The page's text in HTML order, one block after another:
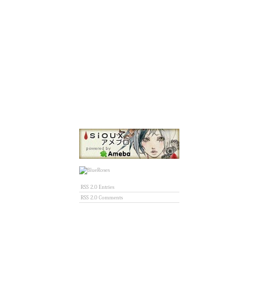
RSS 2.0 Entries
RSS 2.0 Comments